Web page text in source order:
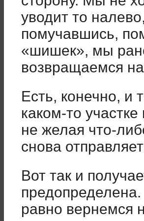
уводит то
помучавшись,
«шишек», мы
возвращаемся
Есть, конечно, и
каком-то
не желая что-
снова
Вот так и
равно вернемся